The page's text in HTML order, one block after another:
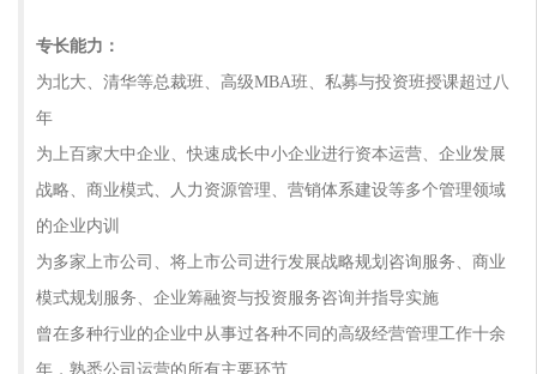
专长能力：
为北大、清华等总裁班、高级MBA班、私募与投资班授课超过八
年
为上百家大中企业、快速成长中小企业进行资本运营、企业发展
战略、商业模式、人力资源管理、营销体系建设等多个管理领域
的企业内训
为多家上市公司、将上市公司进行发展战略规划咨询服务、商业
模式规划服务、企业筹融资与投资服务咨询并指导实施
曾在多种行业的企业中从事过各种不同的高级经营管理工作十余
年，熟悉公司运营的所有主要环节